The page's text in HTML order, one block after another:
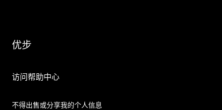
优步
访问帮助中心
不得出售或分享我的个人信息